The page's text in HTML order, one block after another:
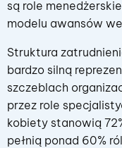
są role
modelu awansów
Struktura
bardzo silną
szczeblach
przez role
kobiety stanowią
pełnią ponad 60%